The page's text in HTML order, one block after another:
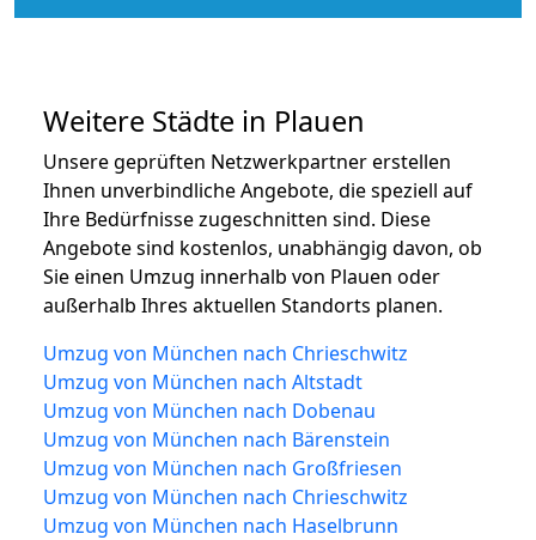
Weitere Städte in Plauen
Unsere geprüften Netzwerkpartner erstellen
Ihnen unverbindliche Angebote, die speziell auf
Ihre Bedürfnisse zugeschnitten sind. Diese
Angebote sind kostenlos, unabhängig davon, ob
Sie einen Umzug innerhalb von Plauen oder
außerhalb Ihres aktuellen Standorts planen.
Umzug von München nach Chrieschwitz
Umzug von München nach Altstadt
Umzug von München nach Dobenau
Umzug von München nach Bärenstein
Umzug von München nach Großfriesen
Umzug von München nach Chrieschwitz
Umzug von München nach Haselbrunn